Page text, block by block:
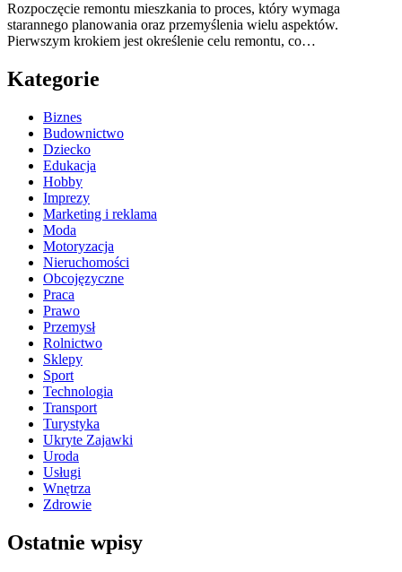
Rozpoczęcie remontu mieszkania to proces, który wymaga
starannego planowania oraz przemyślenia wielu aspektów.
Pierwszym krokiem jest określenie celu remontu, co…
Kategorie
Biznes
Budownictwo
Dziecko
Edukacja
Hobby
Imprezy
Marketing i reklama
Moda
Motoryzacja
Nieruchomości
Obcojęzyczne
Praca
Prawo
Przemysł
Rolnictwo
Sklepy
Sport
Technologia
Transport
Turystyka
Ukryte Zajawki
Uroda
Usługi
Wnętrza
Zdrowie
Ostatnie wpisy